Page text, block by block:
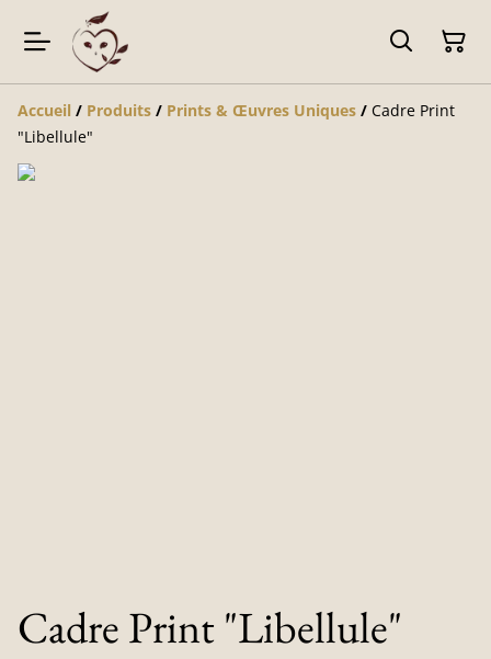
Accueil / Produits / Prints & Œuvres Uniques / Cadre Print
"Libellule"
Cadre Print "Libellule"